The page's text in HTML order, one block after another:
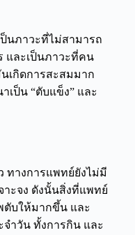
ป็นภาวะที่ไม่สามารถ
และเป็นภาวะที่คน
เกิดการสะสมมาก
ป็น “ตับแข็ง” และ
ทางการแพทย์ยังไม่มี
าะจง ดังนั้นสิ่งที่แพทย์
บให้มากขึ้น และ
ำวัน ทั้งการกิน และ